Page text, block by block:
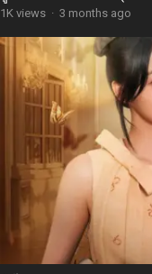
1K views · 3 months ago